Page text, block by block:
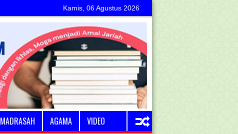
Kamis, 06 Agustus 2026
MADRASAH AGAMA VIDEO